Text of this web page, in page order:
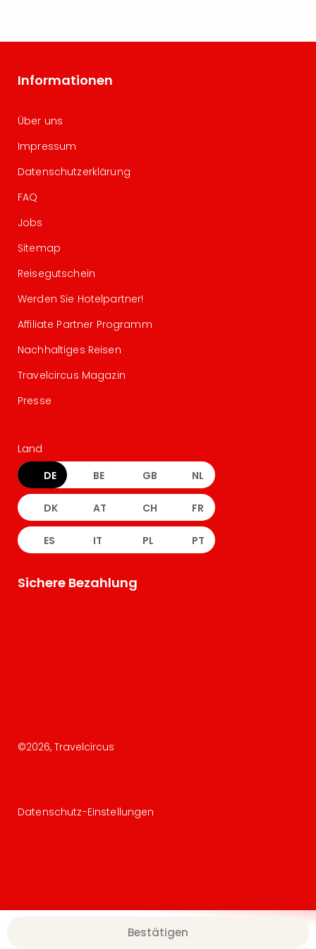
Bestätigen
Informationen
Über uns
Impressum
Datenschutzerklärung
FAQ
Jobs
Sitemap
Reisegutschein
Werden Sie Hotelpartner!
Affiliate Partner Programm
Nachhaltiges Reisen
Travelcircus Magazin
Presse
Land
DE BE GB NL
DK AT CH FR
ES IT PL PT
Sichere Bezahlung
©2026, Travelcircus
Datenschutz-Einstellungen